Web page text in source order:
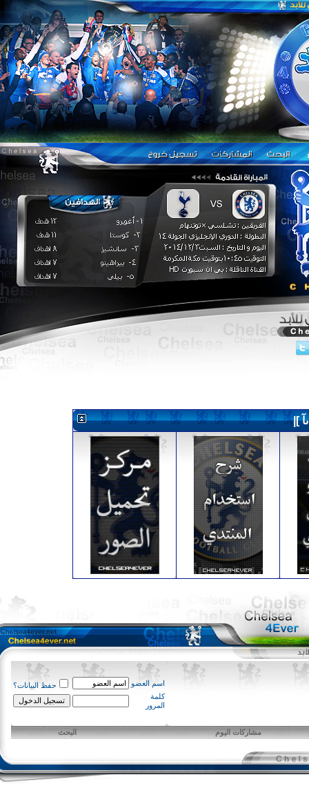
اسم العضو
حفظ البيانات؟
كلمة
المرور
مشاركات اليوم البحث